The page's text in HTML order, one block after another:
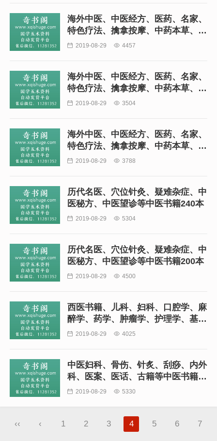
海外中医、中医经方、医药、名家、
特色疗法、擒拿按摩、中药本草、拔
罐、儿科、方剂等中医书籍(二)293
 2019-08-29  4457
海外中医、中医经方、医药、名家、
特色疗法、擒拿按摩、中药本草、拔
罐、儿科、方剂等中医书籍(三)270
 2019-08-29  3504
海外中医、中医经方、医药、名家、
特色疗法、擒拿按摩、中药本草、拔
罐、儿科、方剂等中医书籍(四)160
 2019-08-29  3788
历代名医、穴位针灸、疑难杂症、中
医秘方、中医望诊等中医书籍240本
 2019-08-29  5304
历代名医、穴位针灸、疑难杂症、中
医秘方、中医望诊等中医书籍200本
 2019-08-29  4500
西医书籍、儿科、妇科、口腔学、麻
醉学、药学、肿瘤学、护理学、基础
医学、生物医学等西医书籍249本
 2019-08-29  4025
中医妇科、骨伤、针炙、刮痧、内外
科、医案、医话、古籍等中医书籍
(一)280本
 2019-08-29  5330
‹‹ ‹ 1 2 3 4 5 6 7